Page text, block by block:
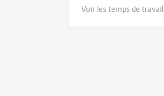
Voir les temps de travail